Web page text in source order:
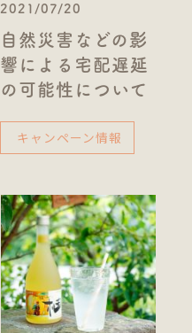
2021/07/20
自然災害などの影
響による宅配遅延
の可能性について
キャンペーン情報